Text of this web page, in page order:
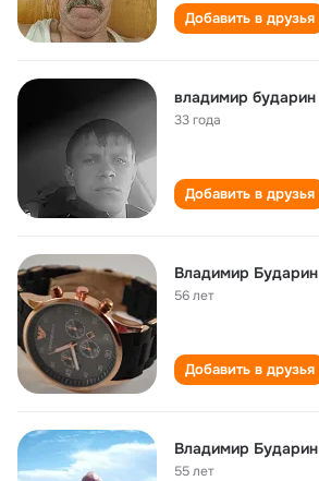
Добавить в друзья
владимир бударин
33 года
Добавить в друзья
Владимир Бударин
56 лет
Добавить в друзья
Владимир Бударин
55 лет